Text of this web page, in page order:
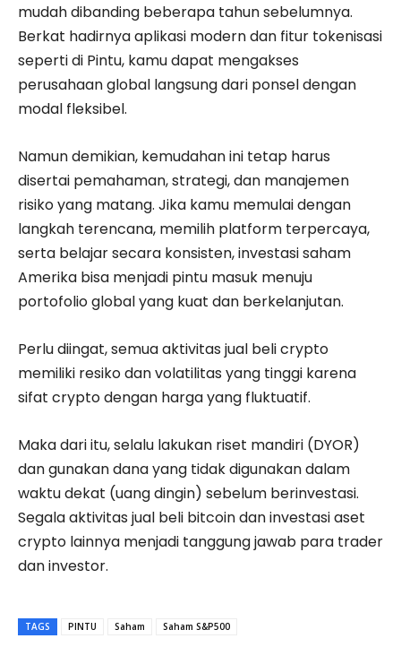
mudah dibanding beberapa tahun sebelumnya.
Berkat hadirnya aplikasi modern dan fitur tokenisasi
seperti di Pintu, kamu dapat mengakses
perusahaan global langsung dari ponsel dengan
modal fleksibel.
Namun demikian, kemudahan ini tetap harus
disertai pemahaman, strategi, dan manajemen
risiko yang matang. Jika kamu memulai dengan
langkah terencana, memilih platform terpercaya,
serta belajar secara konsisten, investasi saham
Amerika bisa menjadi pintu masuk menuju
portofolio global yang kuat dan berkelanjutan.
Perlu diingat, semua aktivitas jual beli crypto
memiliki resiko dan volatilitas yang tinggi karena
sifat crypto dengan harga yang fluktuatif.
Maka dari itu, selalu lakukan riset mandiri (DYOR)
dan gunakan dana yang tidak digunakan dalam
waktu dekat (uang dingin) sebelum berinvestasi.
Segala aktivitas jual beli bitcoin dan investasi aset
crypto lainnya menjadi tanggung jawab para trader
dan investor.
TAGS PINTU Saham Saham S&P500